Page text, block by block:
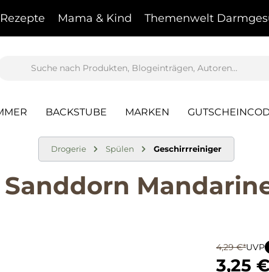
Rezepte Mama & Kind Themenwelt
BACKSTUBE MARKEN
Drogerie Spülen Geschirrreiniger
4,29 €*UVP
3,25